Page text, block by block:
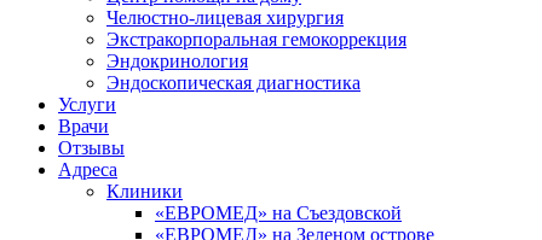
Челюстно-лицевая хирургия
Экстракорпоральная гемокоррекция
Эндокринология
Эндоскопическая диагностика
Услуги
Врачи
Отзывы
Адреса
Клиники
«ЕВРОМЕД» на Съездовской
«ЕВРОМЕД» на Зеленом острове